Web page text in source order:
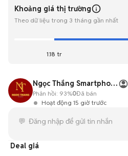
Khoảng giá thị trường
Theo dữ liệu trong 3 tháng gần nhất
1.18 tr
Ngọc Thắng Smartphone
Hoạt động 15 giờ trước
Phản hồi: 93%0Đã bán
Deal giá